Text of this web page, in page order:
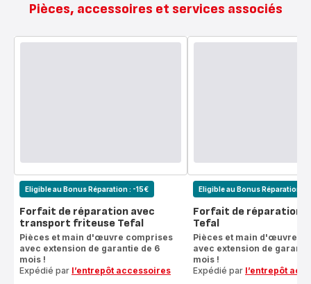
Pièces, accessoires et services associés
Eligible au Bonus Réparation : -15€
Forfait de réparation avec
transport friteuse Tefal
Pièces et main d'œuvre comprises
avec extension de garantie de 6
mois !
Expédié par l’entrepôt accessoires
Eligible au Bonus Réparation : -
Forfait de réparation
Tefal
Pièces et main d'œuvre
avec extension de
mois !
Expédié par l’entrepôt